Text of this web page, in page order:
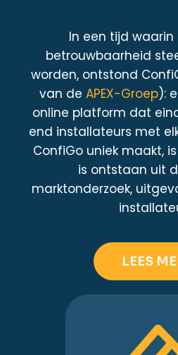
In een tijd
betrouwbaarheid
worden, ontstond
van de APEX-Groep):
online platform dat
end installateurs met
ConfiGo uniek maakt,
is ontstaan uit
marktonderzoek,
LEES